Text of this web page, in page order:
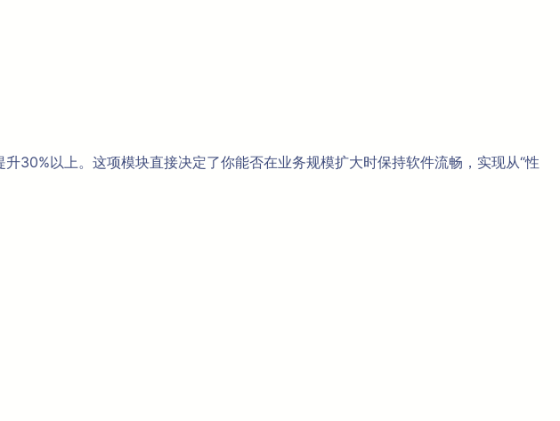
30%以上。这项模块直接决定了你能否在业务规模扩大时保持软件流畅，实现从“性